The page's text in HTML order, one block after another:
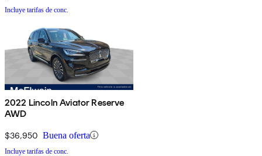
Incluye tarifas de conc.
2022 Lincoln Aviator Reserve
AWD
$36,950 Buena oferta
Incluye tarifas de conc.